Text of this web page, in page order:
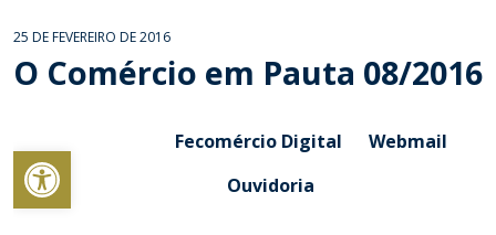
25 DE FEVEREIRO DE 2016
O Comércio em Pauta 08/2016